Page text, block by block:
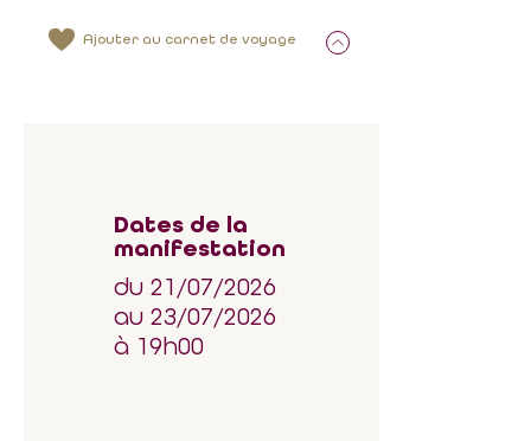
Ajouter au carnet de voyage
Dates de la
manifestation
du 21/07/2026
au 23/07/2026
à 19h00